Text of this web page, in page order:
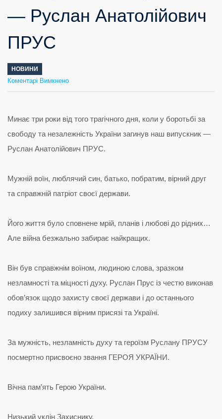
— Руслан Анатолійович
ПРУС
НОВИНИ
Коментарі Вимкненодо
Минає
три
того
трагічного
дня,
випускник
—
Руслан
Анатолійович
ПРУС
Минає три роки від того трагічного дня, коли у боротьбі за
свободу та незалежність України загинув наш випускник —
Руслан Анатолійович ПРУС.
Мужній воїн, люблячий син, батько, побратим, вірний друг
та справжній патріот своєї держави.
Його життя було сповнене мрій, планів і любові до рідних…
Але війна безжально забирає найкращих.
Він був справжнім воїном, людиною слова, зразком
незламності та міцності духу. Руслан Прус із честю виконав
обов’язок щодо захисту своєї держави і до останнього
подиху залишився вірним присязі та Україні.
За мужність, незламність духу та героїзм Руслану ПРУСУ
посмертно присвоєно звання ГЕРОЯ УКРАЇНИ.
Вічна пам’ять Герою України.
Низький уклін Захиснику.